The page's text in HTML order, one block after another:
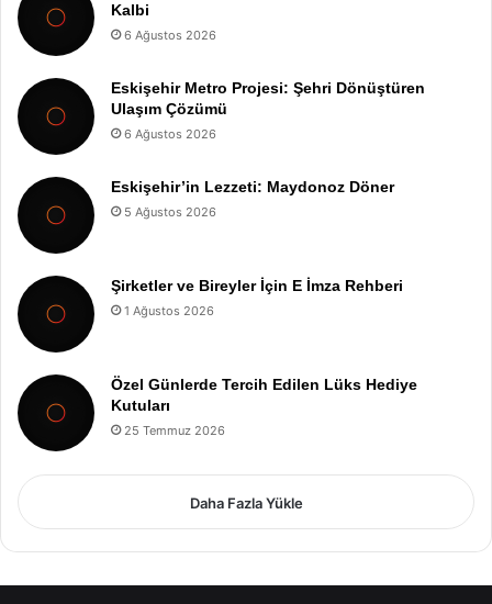
Kalbi
6 Ağustos 2026
Eskişehir Metro Projesi: Şehri Dönüştüren
Ulaşım Çözümü
6 Ağustos 2026
Eskişehir’in Lezzeti: Maydonoz Döner
5 Ağustos 2026
Şirketler ve Bireyler İçin E İmza Rehberi
1 Ağustos 2026
Özel Günlerde Tercih Edilen Lüks Hediye
Kutuları
25 Temmuz 2026
Daha Fazla Yükle